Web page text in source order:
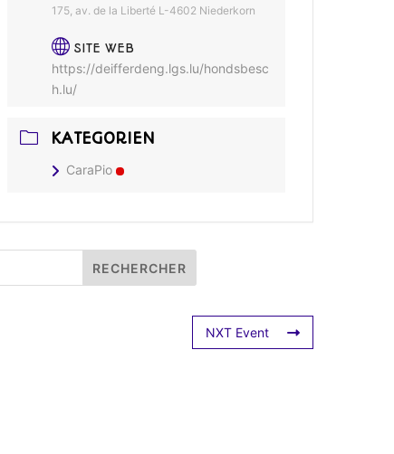
175, av. de la Liberté L-4602 Niederkorn
SITE WEB
https://deifferdeng.lgs.lu/hondsbesc
h.lu/
KATEGORIEN
CaraPio
NXT Event